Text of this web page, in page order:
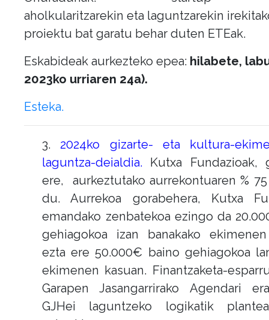
aholkularitzarekin eta laguntzarekin
proiektu bat garatu behar duten ETEak.
Eskabideak aurkezteko epea: hilabete,
2023ko urriaren 24a).
Esteka.
3. 2024ko gizarte- eta kultura-
laguntza-deialdia. Kutxa Fundazioak,
ere, aurkeztutako aurrekontuaren %
du. Aurrekoa gorabehera, Kutxa
emandako zenbatekoa ezingo da
gehiagokoa izan banakako
ezta ere 50.000€ baino gehiagokoa
ekimenen kasuan. Finantzaketa-
Garapen Jasangarrirako Agendari
GJHei laguntzeko logikatik